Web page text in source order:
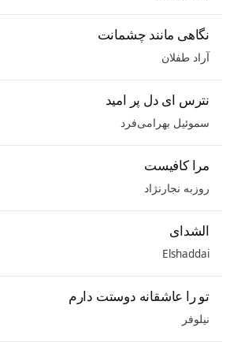
نگاهی مانند چشمانت
آراد طفلان
نترس ای دل پر امید
سموئیل بهرامی‌فرد
مرا کافیست
روزبه نجارنژاد
الشدای
Elshaddai
تو را عاشقانه دوستت دارم
نیلوفر